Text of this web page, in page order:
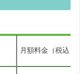
月額料金（税込）